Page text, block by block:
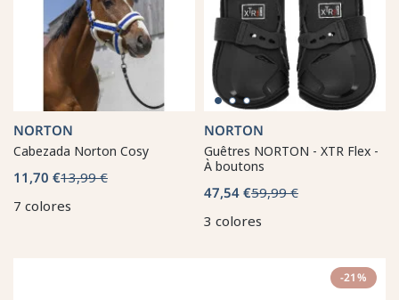
NORTON
Cabezada Norton Cosy
11,70 €13,99 €
7 colores
NORTON
Guêtres NORTON - XTR Flex -
À boutons
47,54 €59,99 €
3 colores
-21%